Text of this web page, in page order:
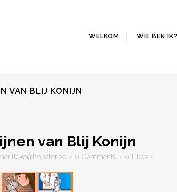
WELKOM WIE BEN IK?
VAN BLIJ KONIJN
van Blij Konijn
0 Comments 0 Likes